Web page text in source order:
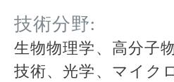
技術分野:
生物物理学、高分子
技術、光学、マイク